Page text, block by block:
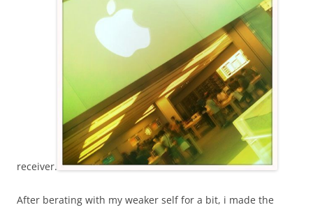
receiver.
After berating with my weaker self for a bit, i made the